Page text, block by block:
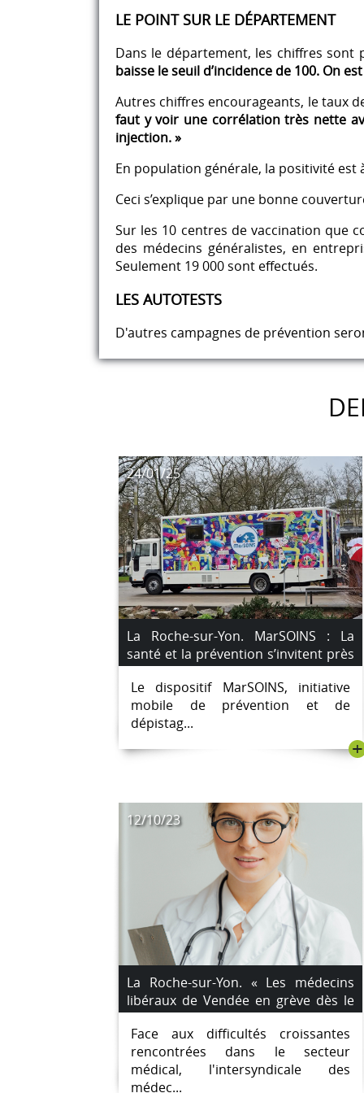
LE POINT SUR LE DÉPARTEMENT
Dans le département, les chiffres
baisse le seuil d’incidence de 100. On
Autres chiffres encourageants, le taux
faut y voir une corrélation très nette
injection. »
En population générale, la positivité est
Ceci s’explique par une bonne
Sur les 10 centres de vaccination que
des médecins généralistes, en
Seulement 19 000 sont effectués.
LES AUTOTESTS
D'autres campagnes de prévention
24/01/25
La Roche-sur-Yon. MarSOINS : La
santé et la prévention s’invitent près
de chez vous
Le dispositif MarSOINS, initiative
mobile de prévention et de
dépistag...
+
12/10/23
La Roche-sur-Yon. « Les médecins
libéraux de Vendée en grève dès le
vendredi 13 octobre »
Face aux difficultés croissantes
rencontrées dans le secteur
médical, l'intersyndicale des
médec...